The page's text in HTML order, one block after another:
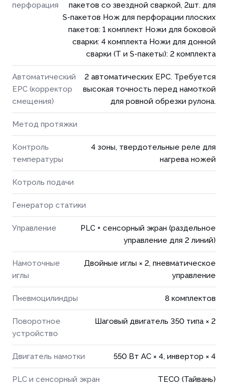
перфорация
пакетов со звездной сваркой, 2шт. для
S-пакетов Нож для перфорации плоских
пакетов: 1 комплект Ножи для боковой
сварки: 4 комплекта Ножи для донной
сварки (T и S-пакеты): 2 комплекта
Автоматический
EPC (корректор
смещения)
2 автоматических EPC. Требуется
высокая точность перед намоткой
для ровной обрезки рулона.
Метод протяжки
Контроль
температуры
4 зоны, твердотельные реле для
нагрева ножей
Котроль подачи
Генератор статики
Управление
PLC + сенсорный экран (раздельное
управление для 2 линий)
Намоточные
иглы
Двойные иглы × 2, пневматическое
управление
Пневмоцилиндры 8 комплектов
Поворотное
устройство
Шаговый двигатель 350 типа × 2
Двигатель намотки 550 Вт AC × 4, инвертор × 4
PLC и сенсорный экран TECO (Тайвань)